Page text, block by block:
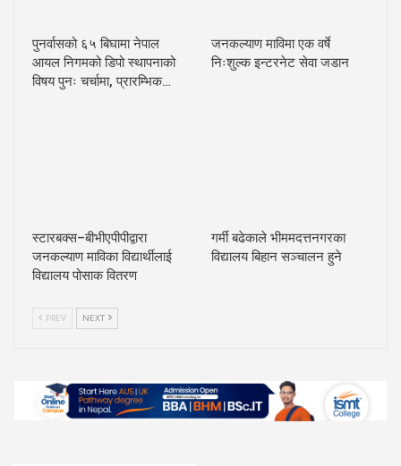
पुनर्वासको ६५ बिघामा नेपाल
आयल निगमको डिपो स्थापनाको
विषय पुनः चर्चामा, प्रारम्भिक…
जनकल्याण माविमा एक वर्षे
निःशुल्क इन्टरनेट सेवा जडान
स्टारबक्स–बीभीएपीपीद्वारा
जनकल्याण माविका विद्यार्थीलाई
विद्यालय पोसाक वितरण
गर्मी बढेकाले भीममदत्तनगरका
विद्यालय बिहान सञ्चालन हुने
PREV NEXT